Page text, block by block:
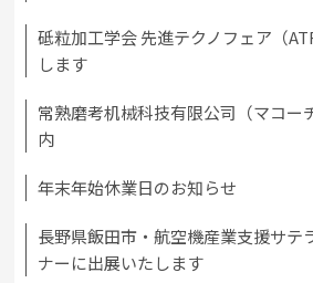
砥粒加工学会 先進テクノフェア（
します
常熟磨考机械科技有限公司（マコー
内
年末年始休業日のお知らせ
長野県飯田市・航空機産業支援サテ
ナーに出展いたします